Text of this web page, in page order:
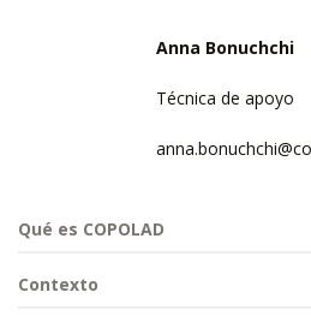
Anna Bonuchchi
Técnica de apoyo
Qué es COPOLAD
Contexto